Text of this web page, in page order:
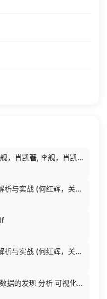
数据科学中的R语言 (李舰，肖凯著, 李舰，肖凯著；吴喜之审校, Pdg2Pic).pdf
Android源码设计模式解析与实战 (何红辉，关爱民著, 何红辉, 关爱民著, 何红辉, 关爱民).pdf
Android源码设计模式解析与实战 (何红辉，关爱民著, 何红辉, 关爱民著, 何红辉, 关爱民).pdf
数据科学与大数据分析 数据的发现 分析 可视化与表示 ( etc.).epub